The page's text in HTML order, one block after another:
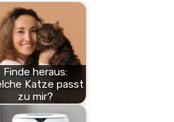
Finde heraus:
Katze passt
zu mir?